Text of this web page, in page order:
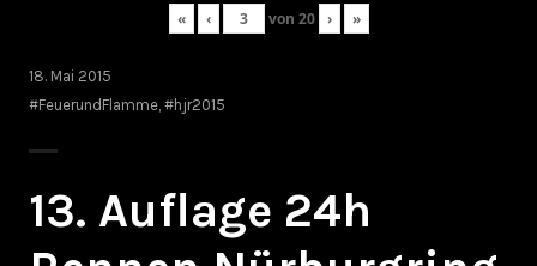
« ‹ von 20 › »
18. Mai 2015
#FeuerundFlamme #hjr2015
13. Auflage 24h